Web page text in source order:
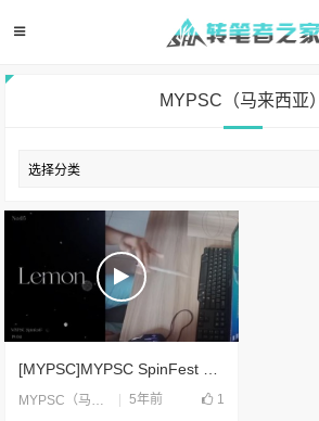
MYPSC（马来西亚）
[MYPSC]MYPSC SpinFest 2021 fragments(2021)
MYPSC（马来西亚） ,合片
5年前 1